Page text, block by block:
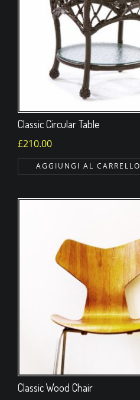
Classic Circular Table
£210.00
AGGIUNGI AL CARRELLO
Classic Wood Chair